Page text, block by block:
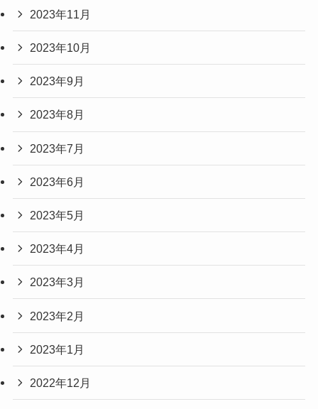
2023年11月
2023年10月
2023年9月
2023年8月
2023年7月
2023年6月
2023年5月
2023年4月
2023年3月
2023年2月
2023年1月
2022年12月